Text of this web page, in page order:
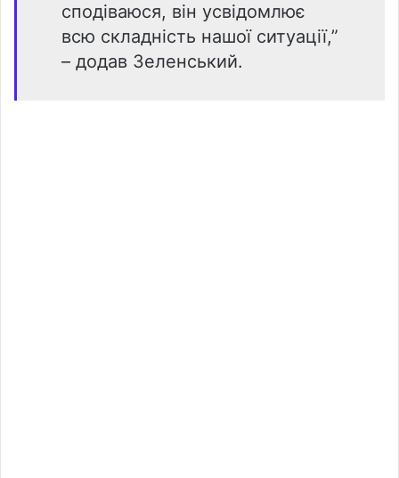
сподіваюся, він усвідомлює
всю складність нашої ситуації,”
– додав Зеленський.